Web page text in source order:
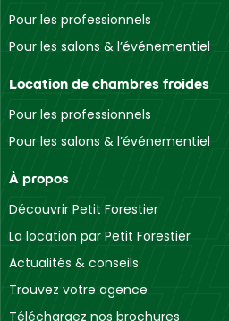
Pour les professionnels
Pour les salons & l’événementiel
Location de chambres froides
Pour les professionnels
Pour les salons & l’événementiel
À propos
Découvrir Petit Forestier
La location par Petit Forestier
Actualités & conseils
Trouvez votre agence
Téléchargez nos brochures